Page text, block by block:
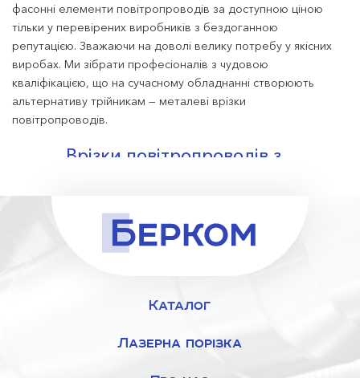
фасонні елементи повітропроводів за доступною ціною
тільки у перевірених виробників з бездоганною
репутацією. Зважаючи на доволі велику потребу у якісних
виробах. Ми зібрати професіоналів з чудовою
кваліфікацією, що на сучасному обладнанні створюють
альтернативу трійникам — металеві врізки
повітропроводів.
Врізки повітропроводів з
комплектація вентиляційної системи та поєднання
системи повітропроводів з різними розмірами та
ремонт чи заміна зношеного чи пошкодженого виробу;
оптимізація циркуляції повітря у системі.
Каталог
Лазерна порізка